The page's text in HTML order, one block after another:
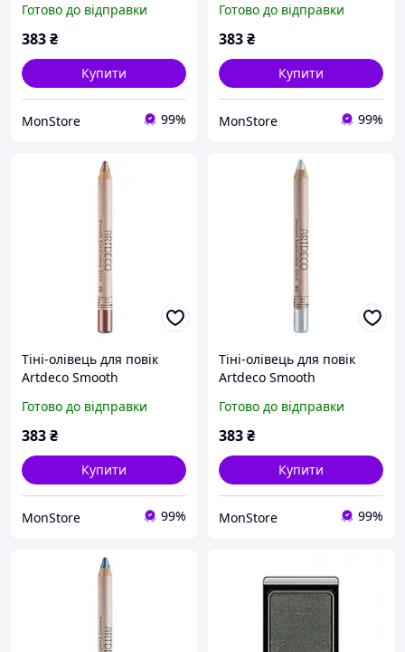
Rose (4052136214970)
Готово до відправки
383₴
Купити
MonStore 99%
Pearly Golden Beige
(4052136115468)
Готово до відправки
383₴
Купити
MonStore 99%
Тіні-олівець для повік
Artdeco Smooth
Sparkling Hazel
(4052136115543)
Готово до відправки
383₴
Купити
MonStore 99%
Тіні-олівець для повік
Artdeco Smooth
Pastel Blue
(4052136215014)
Готово до відправки
383₴
Купити
MonStore 99%